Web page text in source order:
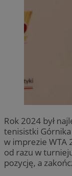
Rok 2024 był
tenisistki
w imprezie WTA
od razu w
pozycję, a